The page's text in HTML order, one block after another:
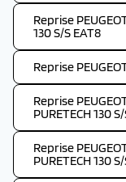
Reprise
130 S/S EAT8
Reprise
Reprise
PURETECH 130
Reprise
PURETECH 130